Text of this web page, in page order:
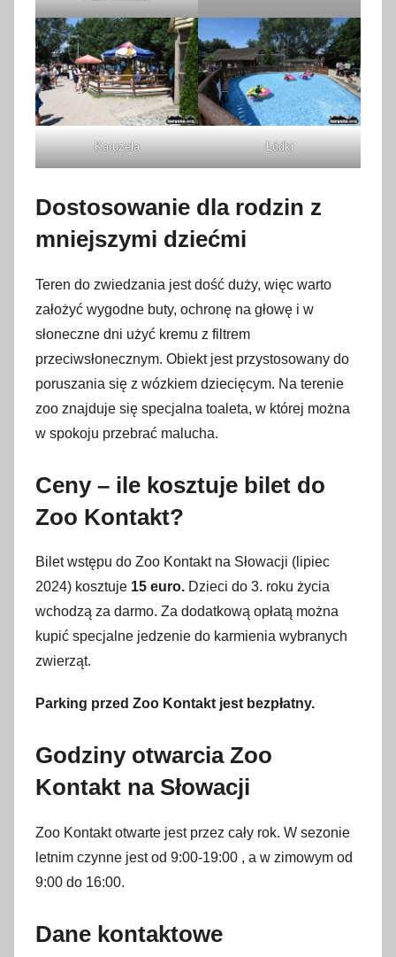
Karuzela Łódki
Dostosowanie dla rodzin z
mniejszymi dziećmi
Teren do zwiedzania jest dość duży, więc warto
założyć wygodne buty, ochronę na głowę i w
słoneczne dni użyć kremu z filtrem
przeciwsłonecznym. Obiekt jest przystosowany do
poruszania się z wózkiem dziecięcym. Na terenie
zoo znajduje się specjalna toaleta, w której można
w spokoju przebrać malucha.
Ceny – ile kosztuje bilet do
Zoo Kontakt?
Bilet wstępu do Zoo Kontakt na Słowacji (lipiec
2024) kosztuje 15 euro. Dzieci do 3. roku życia
wchodzą za darmo. Za dodatkową opłatą można
kupić specjalne jedzenie do karmienia wybranych
zwierząt.
Parking przed Zoo Kontakt jest bezpłatny.
Godziny otwarcia Zoo
Kontakt na Słowacji
Zoo Kontakt otwarte jest przez cały rok. W sezonie
letnim czynne jest od 9:00-19:00 , a w zimowym od
9:00 do 16:00.
Dane kontaktowe